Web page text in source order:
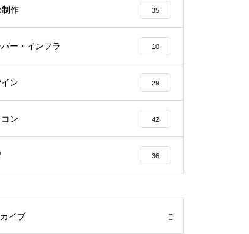
作 35
ー・インフラ 10
ン 29
ン 42
36
イブ